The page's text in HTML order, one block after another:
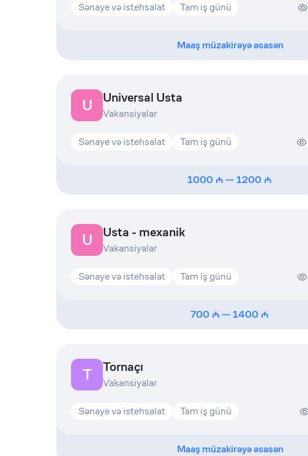
Sənaye və istehsalat Tam iş günü
Maaş müzakirəyə əsasən
U Universal Usta
Vakansiyalar
Sənaye və istehsalat Tam iş günü
1000 —1200
U Usta - mexanik
Vakansiyalar
Sənaye və istehsalat Tam iş günü
700 —1400
T Tornaçı
Vakansiyalar
Sənaye və istehsalat Tam iş günü
Maaş müzakirəyə əsasən